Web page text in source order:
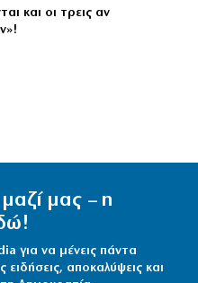
και οι τρεις αν
μας – η
για να μένεις πάντα
ειδήσεις, αποκαλύψεις και